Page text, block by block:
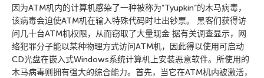
因为ATM机内的计算机感染了一种被称为”Tyupkin”的木马病毒，
该病毒会迫使ATM机在输入特殊代码时吐出钞票。 黑客们获得访
问几十台ATM机权限，从而窃取了大量现金 据有关调查显示，网
络犯罪分子能以某种物理方式访问ATM机，因此得以使用可启动
CD光盘在嵌入式Windows系统计算机上安装恶意软件。所使用的
木马病毒则拥有强大的综合能力。首先，当它在ATM机内被激活，